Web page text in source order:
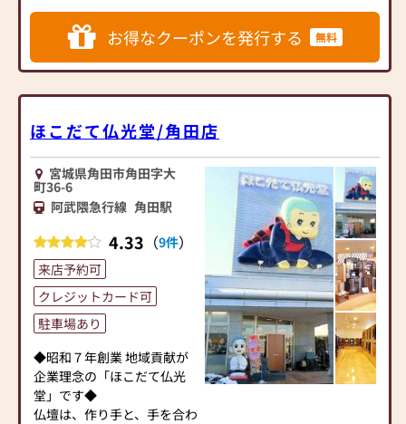
ゃまぜに展示しているケー
スが殆どですので“目移りし
て選びにくい”という声をよ
く耳にしますが、当店なら
初めての方でもすんなりと
す。
◆お位牌、お念珠等、仏具
も充実した品揃え◆
お陰様で多くのお客様より
戴しております。
ご宗旨・ご宗派に合った適
切なご提案をさせていただ
きます。
◆アフターケアもお任せく
ださい◆
ご購入後お困りのことがご
ざいましたら何なりとお申
し付けください。
ます。また、仏壇・仏具はも
ちろんのこと、仏事に関する
相談も受け付けております。
ぜひお気軽にショールーム
お得なクーポンを発行する 無料
ほこだて仏光堂/角田店
宮城県角田市角田字大
町36-6
阿武隈急行線 角田駅
4.33 （9件）
来店予約可
クレジットカード可
駐車場あり
◆昭和７年創業 地域貢献が
企業理念の「ほこだて仏光
堂」です◆
仏壇は、作り手と、手を合わ